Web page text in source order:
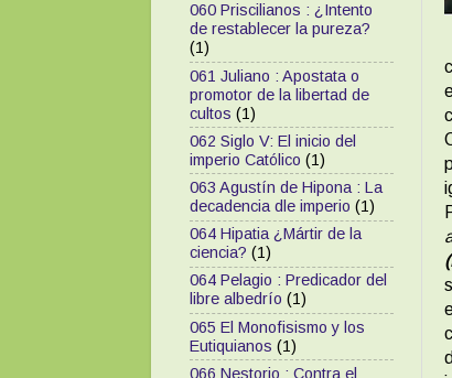
060 Priscilianos : ¿Intento
de restablecer la pureza?
(1)
061 Juliano : Apostata o
promotor de la libertad de
cultos (1)
062 Siglo V: El inicio del
imperio Católico (1)
063 Agustín de Hipona : La
decadencia dle imperio (1)
064 Hipatia ¿Mártir de la
ciencia? (1)
064 Pelagio : Predicador del
libre albedrío (1)
065 El Monofisismo y los
Eutiquianos (1)
066 Nestorio : Contra el